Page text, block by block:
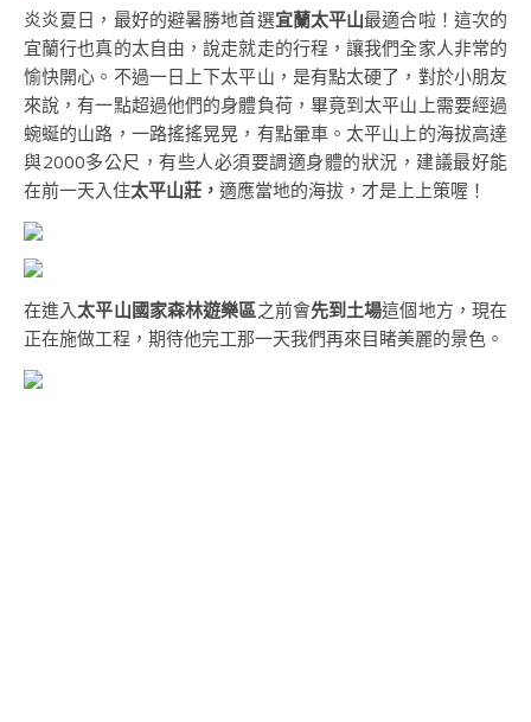
炎炎夏日，最好的避暑勝地首選宜蘭太平山最適合啦！這次的
宜蘭行也真的太自由，說走就走的行程，讓我們全家人非常的
愉快開心。不過一日上下太平山，是有點太硬了，對於小朋友
來說，有一點超過他們的身體負荷，畢竟到太平山上需要經過
蜿蜒的山路，一路搖搖晃晃，有點暈車。太平山上的海拔高達
與2000多公尺，有些人必須要調適身體的狀況，建議最好能
在前一天入住太平山莊， 適應當地的海拔，才是上上策喔！
在進入太平山國家森林遊樂區之前會先到土場這個地方，現在
正在施做工程，期待他完工那一天我們再來目睹美麗的景色。